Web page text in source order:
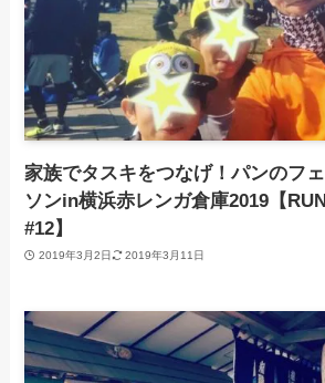
家族でタスキをつなげ！パンのフ
ソンin横浜赤レンガ倉庫2019【
#12】
2019年3月2日 2019年3月11日